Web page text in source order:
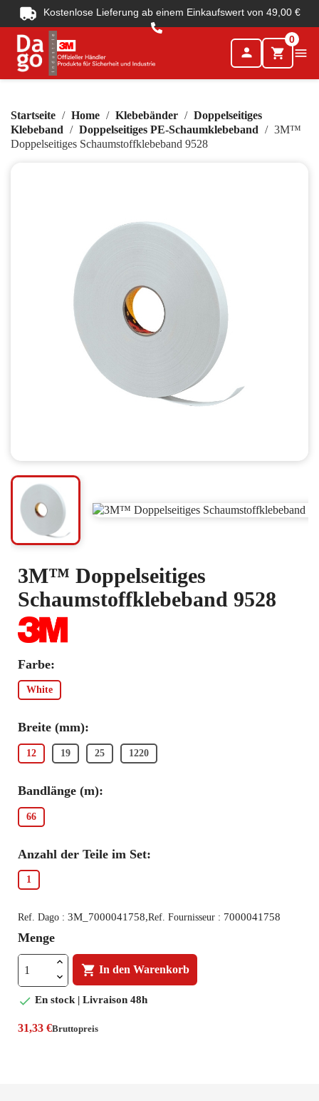
Kostenlose Lieferung ab einem Einkaufswert von 49,00 €
person shopping_cart
0

Startseite Home Klebebänder
Doppelseitiges
Klebeband
Doppelseitiges PE-Schaumklebeband
3M™
Doppelseitiges Schaumstoffklebeband 9528
3M™ Doppelseitiges
Schaumstoffklebeband 9528
Farbe:
White
Breite (mm):
12 19 25 1220
Bandlänge (m):
66
Anzahl der Teile im Set:
1
Ref. Dago : 3M_7000041758,Ref. Fournisseur : 7000041758
Menge
 In den Warenkorb
 En stock | Livraison 48h
31,33 €Bruttopreis